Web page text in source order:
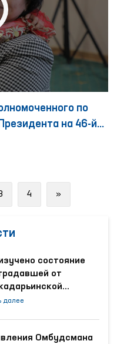
по
на 46-й
Организации
4 »Next
состояние
от
далее
Омбудсмана